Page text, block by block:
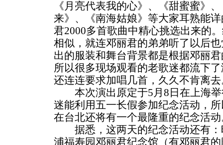
《月亮代表我的心》、《甜蜜蜜》
来》、《南海姑娘》等大家耳熟能
君2000多首歌曲中精心挑选出来的
相似，就连邓丽君的弟弟听了以后
出的服装和舞台背景都是根据邓丽
所以很多现场观看的老歌迷都流下
还连连要求加唱几首，久久不肯离去
本次演出原定于5月8日在上海举
迷能利用五一长假参加纪念活动，
在台北还将有一个最隆重的纪念活动
据悉，这两天的纪念活动还有：
浦福寿园邓丽君纪念馆（有邓丽君